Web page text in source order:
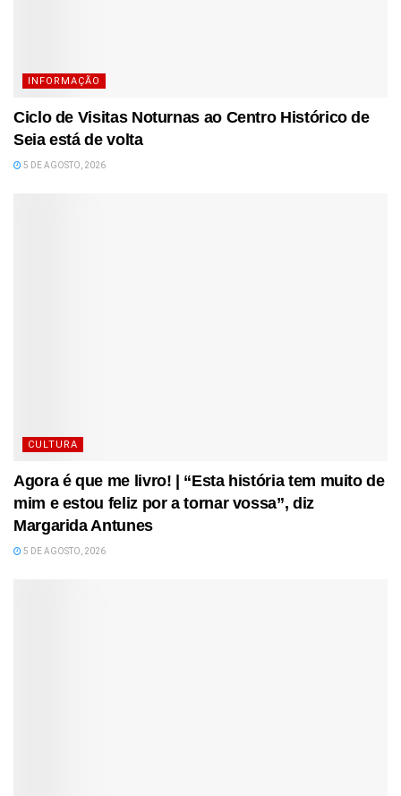
INFORMAÇÃO
Ciclo de Visitas Noturnas ao Centro Histórico de
Seia está de volta
5 DE AGOSTO, 2026
CULTURA
Agora é que me livro! | “Esta história tem muito de
mim e estou feliz por a tornar vossa”, diz
Margarida Antunes
5 DE AGOSTO, 2026